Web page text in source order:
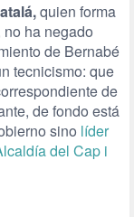
quien forma
ha negado
de Bernabé
tecnicismo: que
de
de fondo está
sino líder
del Cap i